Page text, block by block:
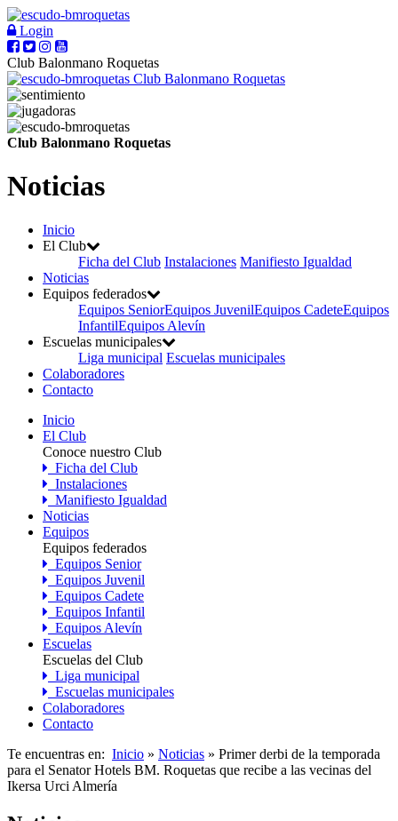
Login
Club Balonmano Roquetas
Club Balonmano Roquetas
Club Balonmano Roquetas
Noticias
Inicio
El Club
Ficha del Club Instalaciones Manifiesto Igualdad
Noticias
Equipos federados
Equipos SeniorEquipos JuvenilEquipos CadeteEquipos
InfantilEquipos Alevín
Escuelas municipales
Liga municipal Escuelas municipales
Colaboradores
Contacto
Inicio
El Club
Conoce nuestro Club
Ficha del Club
Instalaciones
Manifiesto Igualdad
Noticias
Equipos
Equipos federados
Equipos Senior
Equipos Juvenil
Equipos Cadete
Equipos Infantil
Equipos Alevín
Escuelas
Escuelas del Club
Liga municipal
Escuelas municipales
Colaboradores
Contacto
Te encuentras en: Inicio » Noticias » Primer derbi de la temporada
para el Senator Hotels BM. Roquetas que recibe a las vecinas del
Ikersa Urci Almería